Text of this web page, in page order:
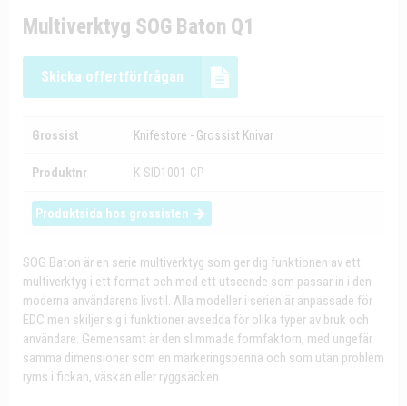
Multiverktyg SOG Baton Q1
Skicka offertförfrågan
Grossist Knifestore - Grossist Knivar
Produktnr K-SID1001-CP
Produktsida hos grossisten
SOG Baton är en serie multiverktyg som ger dig funktionen av ett
multiverktyg i ett format och med ett utseende som passar in i den
moderna användarens livstil. Alla modeller i serien är anpassade för
EDC men skiljer sig i funktioner avsedda för olika typer av bruk och
användare. Gemensamt är den slimmade formfaktorn, med ungefär
samma dimensioner som en markeringspenna och som utan problem
ryms i fickan, väskan eller ryggsäcken.